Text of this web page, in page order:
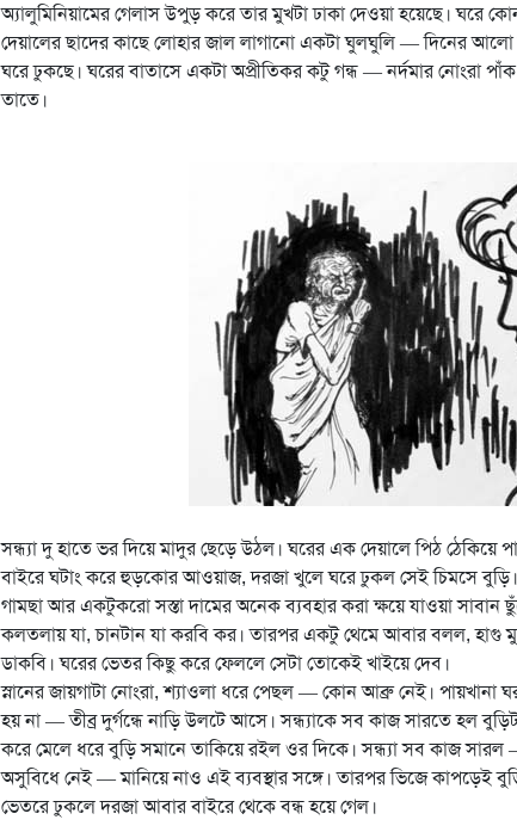
অ্যালুমিনিয়ামের গেলাস উপুড় করে তার মুখটা ঢাকা দেওয়া হয়েছে। ঘরে
দেয়ালের ছাদের কাছে লোহার জাল লাগানো একটা ঘুলঘুলি — দিনের
ঘরে ঢুকছে। ঘরের বাতাসে একটা অপ্রীতিকর কটু গন্ধ — নর্দমার নোংরা
তাতে।
সন্ধ্যা দু হাতে ভর দিয়ে মাদুর ছেড়ে উঠল। ঘরের এক দেয়ালে পিঠ
বাইরে ঘটাং করে হুড়কোর আওয়াজ, দরজা খুলে ঘরে ঢুকল সেই চিমসে
গামছা আর একটুকরো সস্তা দামের অনেক ব্যবহার করা ক্ষয়ে যাওয়া সাবান
কলতলায় যা, চানটান যা করবি কর। তারপর একটু থেমে আবার বলল, হাগু
ডাকবি। ঘরের ভেতর কিছু করে ফেললে সেটা তোকেই খাইয়ে দেব।
স্নানের জায়গাটা নোংরা, শ্যাওলা ধরে পেছল — কোন আব্রু নেই।
হয় না — তীব্র দুর্গন্ধে নাড়ি উলটে আসে। সন্ধ্যাকে সব কাজ সারতে হল
করে মেলে ধরে বুড়ি সমানে তাকিয়ে রইল ওর দিকে। সন্ধ্যা সব কাজ
অসুবিধে নেই — মানিয়ে নাও এই ব্যবস্থার সঙ্গে। তারপর ভিজে কাপড়েই
ভেতরে ঢুকলে দরজা আবার বাইরে থেকে বন্ধ হয়ে গেল।